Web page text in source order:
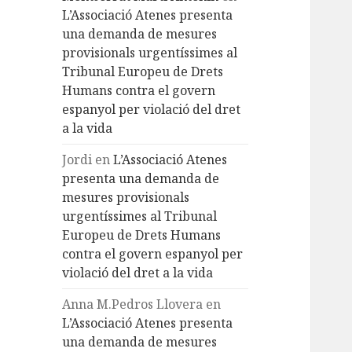
L’Associació Atenes presenta
una demanda de mesures
provisionals urgentíssimes al
Tribunal Europeu de Drets
Humans contra el govern
espanyol per violació del dret
a la vida
Jordi enL’Associació Atenes
presenta una demanda de
mesures provisionals
urgentíssimes al Tribunal
Europeu de Drets Humans
contra el govern espanyol per
violació del dret a la vida
Anna M.Pedros Llovera en
L’Associació Atenes presenta
una demanda de mesures